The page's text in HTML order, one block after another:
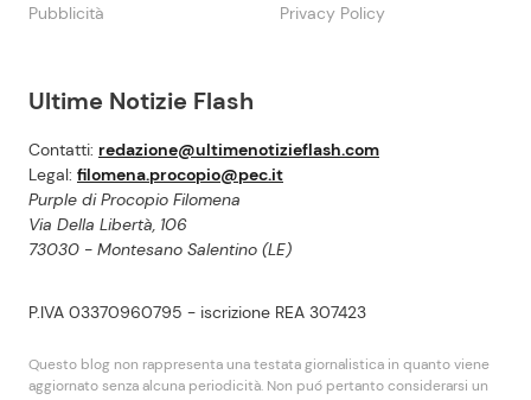
Ultime Notizie Flash
Contatti: redazione@ultimenotizieflash.com
Legal: filomena.procopio@pec.it
Purple di Procopio Filomena
Via Della Libertà, 106
73030 - Montesano Salentino (LE)
P.IVA 03370960795 - iscrizione REA 307423
Questo blog non rappresenta una testata giornalistica in quanto viene
aggiornato senza alcuna periodicità. Non puó pertanto considerarsi un
Pubblicità Privacy Policy